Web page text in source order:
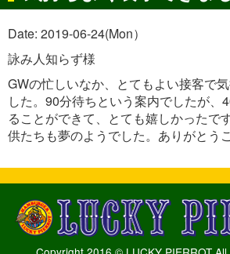
Date: 2019-06-24(Mon）
詠み人知らず様
GWの忙しいなか、とてもよい接客で
した。90分待ちという案内でしたが、
ることができて、とても嬉しかったで
供たちも夢のようでした。ありがとう